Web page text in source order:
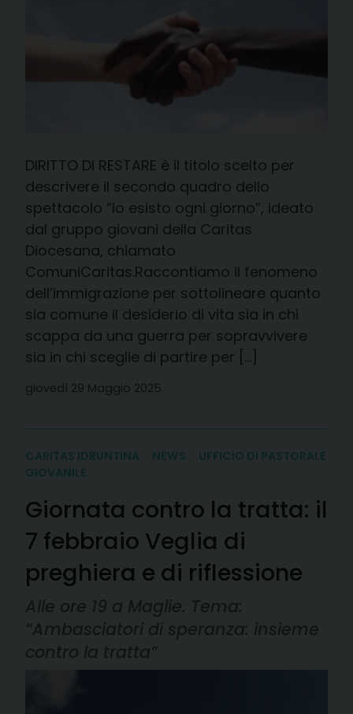
DIRITTO DI RESTARE è il titolo scelto per
descrivere il secondo quadro dello
spettacolo “Io esisto ogni giorno”, ideato
dal gruppo giovani della Caritas
Diocesana, chiamato
ComuniCaritas.Raccontiamo il fenomeno
dell’immigrazione per sottolineare quanto
sia comune il desiderio di vita sia in chi
scappa da una guerra per sopravvivere
sia in chi sceglie di partire per […]
giovedì 29 Maggio 2025
CARITAS IDRUNTINA NEWS
UFFICIO DI PASTORALE
GIOVANILE
Giornata contro la tratta: il
7 febbraio Veglia di
preghiera e di riflessione
Alle ore 19 a Maglie. Tema:
“Ambasciatori di speranza: insieme
contro la tratta”